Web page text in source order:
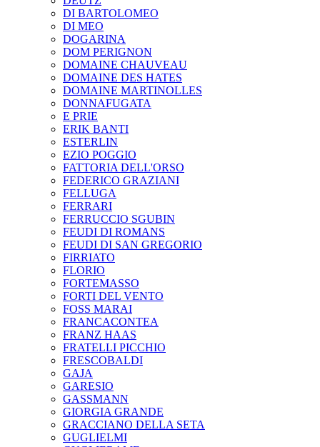
DI BARTOLOMEO
DI MEO
DOGARINA
DOM PERIGNON
DOMAINE CHAUVEAU
DOMAINE DES HATES
DOMAINE MARTINOLLES
DONNAFUGATA
E PRIE
ERIK BANTI
ESTERLIN
EZIO POGGIO
FATTORIA DELL'ORSO
FEDERICO GRAZIANI
FELLUGA
FERRARI
FERRUCCIO SGUBIN
FEUDI DI ROMANS
FEUDI DI SAN GREGORIO
FIRRIATO
FLORIO
FORTEMASSO
FORTI DEL VENTO
FOSS MARAI
FRANCACONTEA
FRANZ HAAS
FRATELLI PICCHIO
FRESCOBALDI
GAJA
GARESIO
GASSMANN
GIORGIA GRANDE
GRACCIANO DELLA SETA
GUGLIELMI